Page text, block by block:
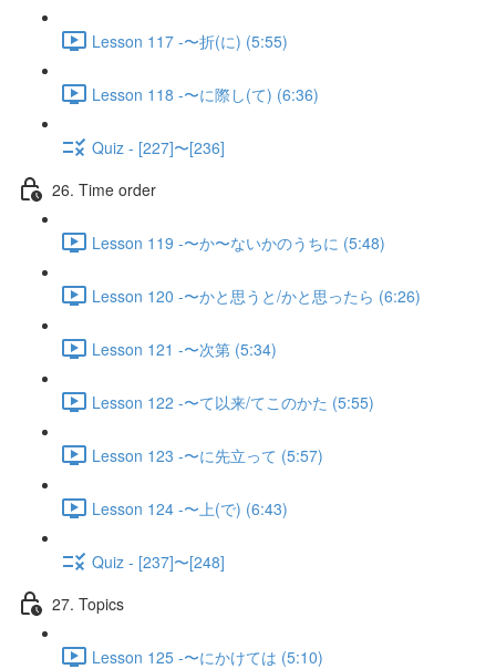
Lesson 117 -〜折(に) (5:55)
Lesson 118 -〜に際し(て) (6:36)
Quiz - [227]〜[236]
26. Time order
Lesson 119 -〜か〜ないかのうちに (5:48)
Lesson 120 -〜かと思うと/かと思ったら (6:26)
Lesson 121 -〜次第 (5:34)
Lesson 122 -〜て以来/てこのかた (5:55)
Lesson 123 -〜に先立って (5:57)
Lesson 124 -〜上(で) (6:43)
Quiz - [237]〜[248]
27. Topics
Lesson 125 -〜にかけては (5:10)